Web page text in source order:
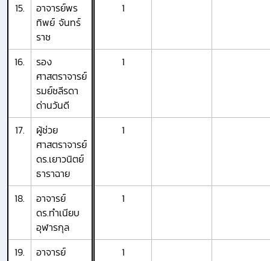
15.
อาจารย์พร
ทิพย์ จันทร์
ราช
1
16.
รอง
ศาสตราจารย์
รมย์ชลีรดา
ด่านวันดี
1
17.
ผู้ช่วย
ศาสตราจารย์
ดร.เยาวนิตย์
ธาราฉาย
1
18.
อาจารย์
ดร.ทำเนียบ
อุฬารกุล
1
19.
อาจารย์
1